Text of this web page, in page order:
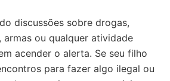
discussões sobre drogas,
armas ou qualquer atividade
acender o alerta. Se seu filho
para fazer algo ilegal ou